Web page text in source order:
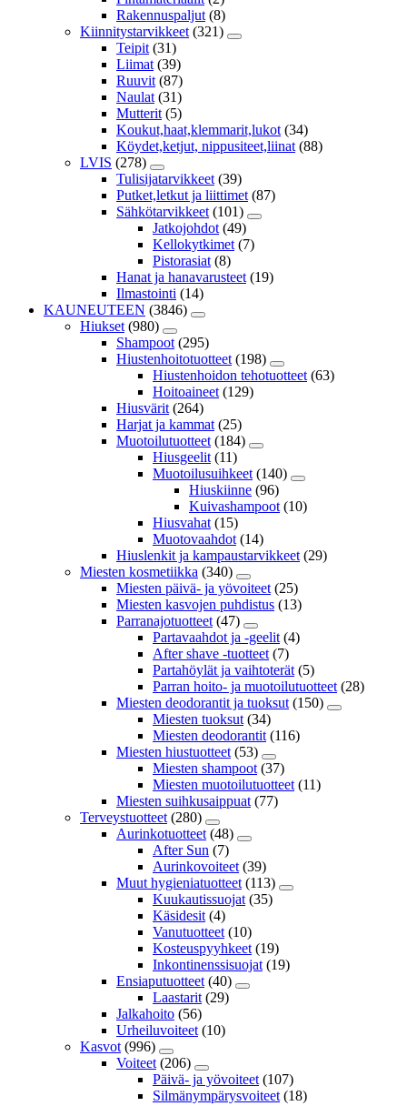
Rakennuspaljut (8)
Kiinnitystarvikkeet (321)
Teipit (31)
Liimat (39)
Ruuvit (87)
Naulat (31)
Mutterit (5)
Koukut,haat,klemmarit,lukot (34)
Köydet,ketjut, nippusiteet,liinat (88)
LVIS (278)
Tulisijatarvikkeet (39)
Putket,letkut ja liittimet (87)
Sähkötarvikkeet (101)
Jatkojohdot (49)
Kellokytkimet (7)
Pistorasiat (8)
Hanat ja hanavarusteet (19)
Ilmastointi (14)
KAUNEUTEEN (3846)
Hiukset (980)
Shampoot (295)
Hiustenhoitotuotteet (198)
Hiustenhoidon tehotuotteet (63)
Hoitoaineet (129)
Hiusvärit (264)
Harjat ja kammat (25)
Muotoilutuotteet (184)
Hiusgeelit (11)
Muotoilusuihkeet (140)
Hiuskiinne (96)
Kuivashampoot (10)
Hiusvahat (15)
Muotovaahdot (14)
Hiuslenkit ja kampaustarvikkeet (29)
Miesten kosmetiikka (340)
Miesten päivä- ja yövoiteet (25)
Miesten kasvojen puhdistus (13)
Parranajotuotteet (47)
Partavaahdot ja -geelit (4)
After shave -tuotteet (7)
Partahöylät ja vaihtoterät (5)
Parran hoito- ja muotoilutuotteet (28)
Miesten deodorantit ja tuoksut (150)
Miesten tuoksut (34)
Miesten deodorantit (116)
Miesten hiustuotteet (53)
Miesten shampoot (37)
Miesten muotoilutuotteet (11)
Miesten suihkusaippuat (77)
Terveystuotteet (280)
Aurinkotuotteet (48)
After Sun (7)
Aurinkovoiteet (39)
Muut hygieniatuotteet (113)
Kuukautissuojat (35)
Käsidesit (4)
Vanutuotteet (10)
Kosteuspyyhkeet (19)
Inkontinenssisuojat (19)
Ensiaputuotteet (40)
Laastarit (29)
Jalkahoito (56)
Urheiluvoiteet (10)
Kasvot (996)
Voiteet (206)
Päivä- ja yövoiteet (107)
Silmänympärysvoiteet (18)